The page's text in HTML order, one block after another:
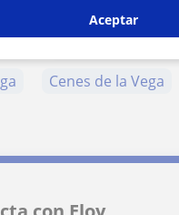
a las que se desplaza
Cenes de la Vega
Aceptar